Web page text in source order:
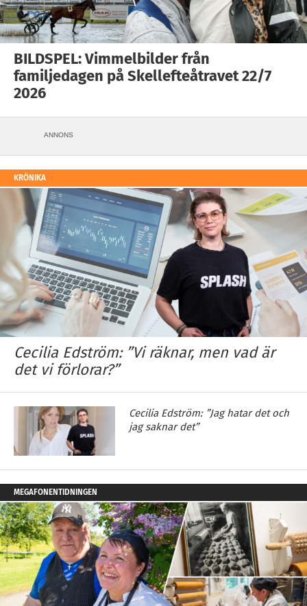
BILDSPEL: Vimmelbilder från
familjedagen på Skellefteåtravet 22/7
2026
ANNONS
KRÖNIKA
Cecilia Edström: ”Vi räknar, men vad är
det vi förlorar?”
Cecilia Edström: ”Jag hatar det och
jag saknar det”
MEGAFONENTIDNINGEN